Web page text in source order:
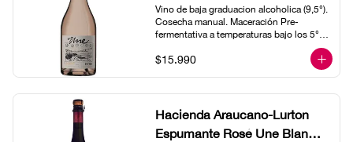
Vino de baja graduacion alcoholica (9,5°).
Cosecha manual. Maceración Pre-
fermentativa a temperaturas bajo los 5°y
posterior inoculacion con pied de cuba
de levaduras nativa.Se pausa
botella se reinicia la fermentaciónen
botella.  Sin filtrar. Sin sulfitos añadidos.
Color rosado, ojo de perdiz, con burbujas
persistentes y además una turbidez que
$15.990
Hacienda Araucano-Lurton
Espumante Rosé Une Blanc